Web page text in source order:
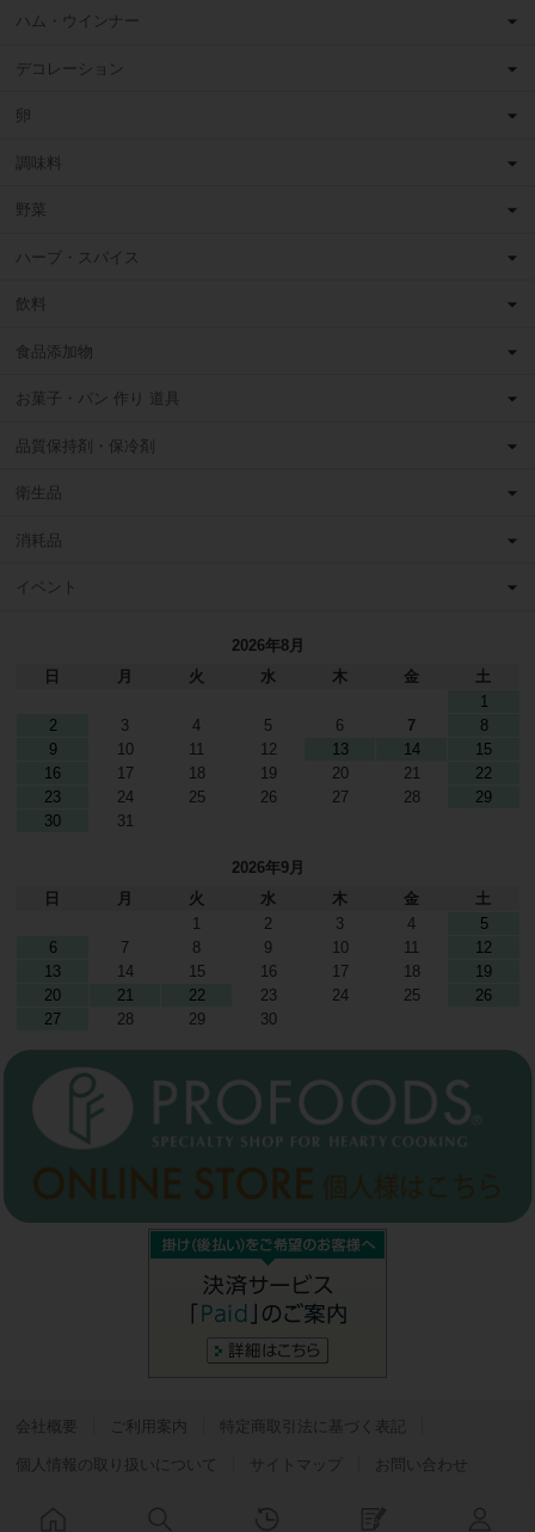
ハム・ウインナー
デコレーション
卵
調味料
野菜
ハーブ・スパイス
飲料
食品添加物
お菓子・パン 作り 道具
品質保持剤・保冷剤
衛生品
消耗品
イベント
2026年8月
日
月 火 水 木 金
土
1
2
3 4 5 6 7
8
9
10 11 12 13 14
15
16
17 18 19 20 21
22
23
24 25 26 27 28
29
30
31
2026年9月
日
月 火 水 木 金
土
1
2 3 4
5
6
7 8 9 10 11
12
13
14 15 16 17 18
19
20
21 22 23 24 25
26
27
28 29 30
会社概要 ご利用案内 特定商取引法に基づく表記
個人情報の取り扱いについて サイトマップ お問い合わせ
Copyright © プロフーズビジネス All Rights Reserved. Powered by